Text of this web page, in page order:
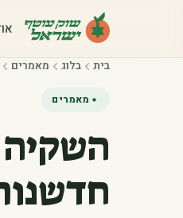
בית בלוג מאמרים
מאמרים